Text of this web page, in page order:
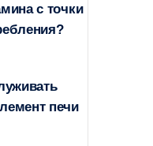
с точки
печи